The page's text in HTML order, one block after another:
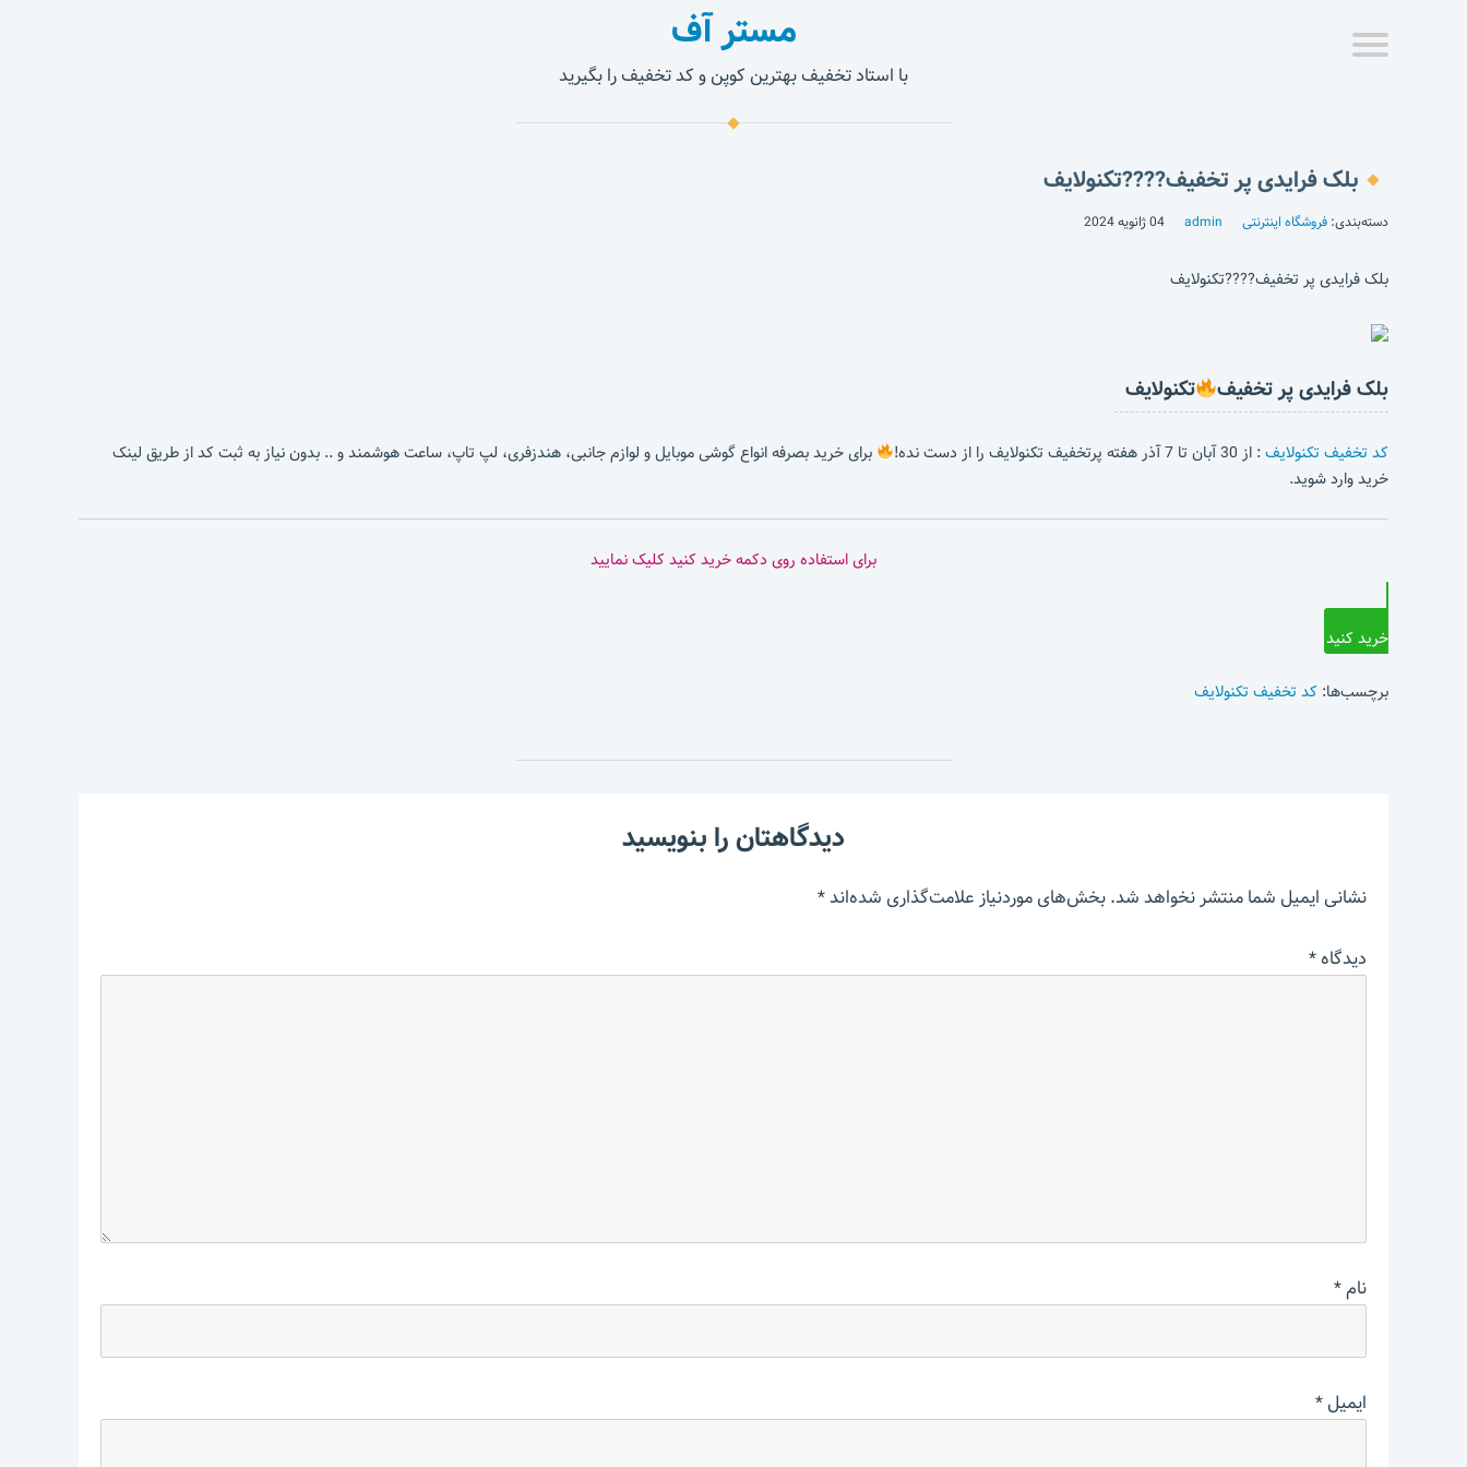
مستر آف
با استاد تخفیف بهترین کوپن و کد تخفیف را بگیرید
بلک فرایدی پر تخفیف????تکنولایف
دسته‌بندی: فروشگاه اینترنتی admin 04 ژانویه 2024
بلک فرایدی پر تخفیف????تکنولایف
بلک فرایدی پر تخفیف تکنولایف
کد تخفیف تکنولایف: از 30 آبان تا 7 آذر هفته پرتخفیف تکنولایف را از دست نده!
برای خرید بصرفه انواع گوشی موبایل و لوازم جانبی، هندزفری، لپ تاپ، ساعت هوشمند و .. بدون نیاز به ثبت کد از طریق لینک
خرید وارد شوید.
برای استفاده روی دکمه خرید کنید کلیک نمایید
خرید کنید
برچسب‌ها: کد تخفیف تکنولایف
دیدگاهتان را بنویسید
نشانی ایمیل شما منتشر نخواهد شد.بخش‌های موردنیاز علامت‌گذاری شده‌اند*
دیدگاه*
نام*
ایمیل*